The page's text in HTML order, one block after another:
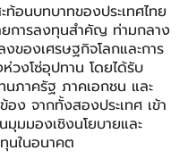
ท้อนบทบาทของประเทศไทย
ยการลงทุนสำคัญ ท่ามกลาง
ของเศรษฐกิจโลกและการ
วงโซ่อุปทาน โดยได้รับ
นภาครัฐ ภาคเอกชน และ
อง จากทั้งสองประเทศ เข้า
มุมมองเชิงนโยบายและ
นในอนาคต